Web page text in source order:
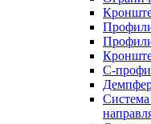
С-
Система